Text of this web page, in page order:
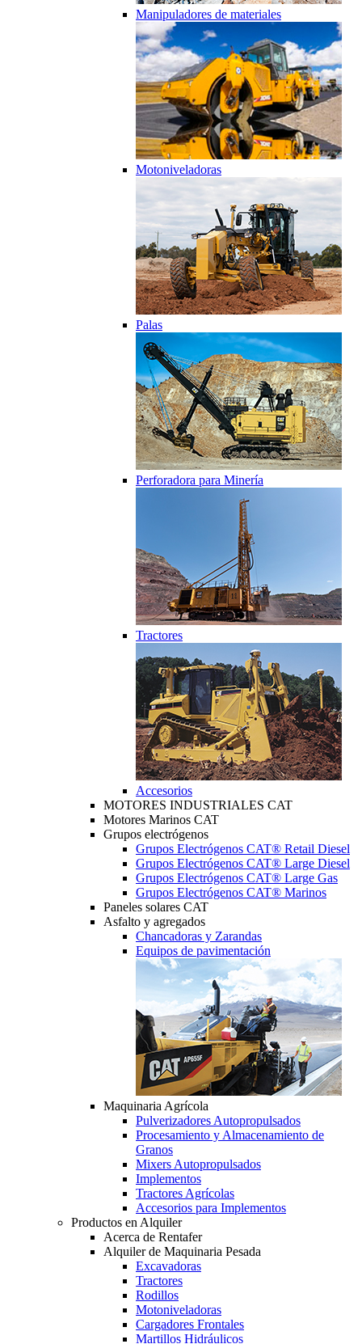
Manipuladores de materiales
Motoniveladoras
Palas
Perforadora para Minería
Tractores
Accesorios
MOTORES INDUSTRIALES CAT
Motores Marinos CAT
Grupos electrógenos
Grupos Electrógenos CAT® Retail Diesel
Grupos Electrógenos CAT® Large Diesel
Grupos Electrógenos CAT® Large Gas
Grupos Electrógenos CAT® Marinos
Paneles solares CAT
Asfalto y agregados
Chancadoras y Zarandas
Equipos de pavimentación
Maquinaria Agrícola
Pulverizadores Autopropulsados
Procesamiento y Almacenamiento de
Granos
Mixers Autopropulsados
Implementos
Tractores Agrícolas
Accesorios para Implementos
Productos en Alquiler
Acerca de Rentafer
Alquiler de Maquinaria Pesada
Excavadoras
Tractores
Rodillos
Motoniveladoras
Cargadores Frontales
Martillos Hidráulicos